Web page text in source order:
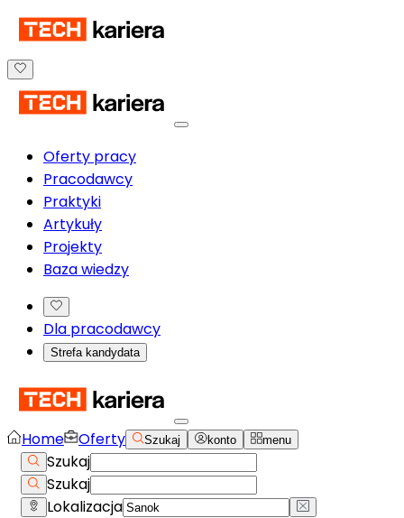
Oferty pracy
Pracodawcy
Praktyki
Artykuły
Projekty
Baza wiedzy
Dla pracodawcy
Strefa kandydata
Home Oferty Szukaj konto menu
Szukaj
Szukaj
Lokalizacja